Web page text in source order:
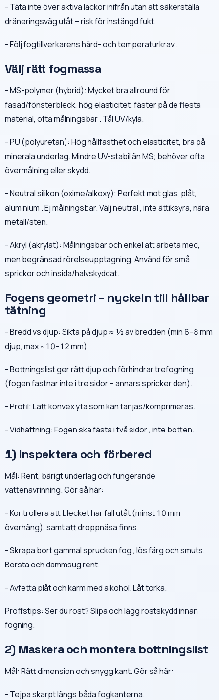
- Täta inte över aktiva läckor inifrån utan att säkerställa
dräneringsväg utåt – risk för instängd fukt.
- Följ fogtillverkarens härd- och temperaturkrav .
Välj rätt fogmassa
- MS-polymer (hybrid): Mycket bra allround för
fasad/fönsterbleck, hög elasticitet, fäster på de flesta
material, ofta målningsbar . Tål UV/kyla.
- PU (polyuretan): Hög hållfasthet och elasticitet, bra på
minerala underlag. Mindre UV-stabil än MS; behöver ofta
övermålning eller skydd.
- Neutral silikon (oxime/alkoxy): Perfekt mot glas, plåt,
aluminium . Ej målningsbar. Välj neutral , inte ättiksyra, nära
metall/sten.
- Akryl (akrylat): Målningsbar och enkel att arbeta med,
men begränsad rörelseupptagning. Använd för små
sprickor och insida/halvskyddat.
Fogens geometri – nyckeln till hållbar
tätning
- Bredd vs djup: Sikta på djup ≈ ½ av bredden (min 6–8 mm
djup, max ~10–12 mm).
- Bottningslist ger rätt djup och förhindrar trefogning
(fogen fastnar inte i tre sidor – annars spricker den).
- Profil: Lätt konvex yta som kan tänjas/komprimeras.
- Vidhäftning: Fogen ska fästa i två sidor , inte botten.
1) Inspektera och förbered
Mål: Rent, bärigt underlag och fungerande
vattenavrinning. Gör så här:
- Kontrollera att blecket har fall utåt (minst 10 mm
överhäng), samt att droppnäsa finns.
- Skrapa bort gammal sprucken fog , lös färg och smuts.
Borsta och dammsug rent.
- Avfetta plåt och karm med alkohol. Låt torka.
Proffstips: Ser du rost? Slipa och lägg rostskydd innan
fogning.
2) Maskera och montera bottningslist
Mål: Rätt dimension och snygg kant. Gör så här:
- Tejpa skarpt längs båda fogkanterna.